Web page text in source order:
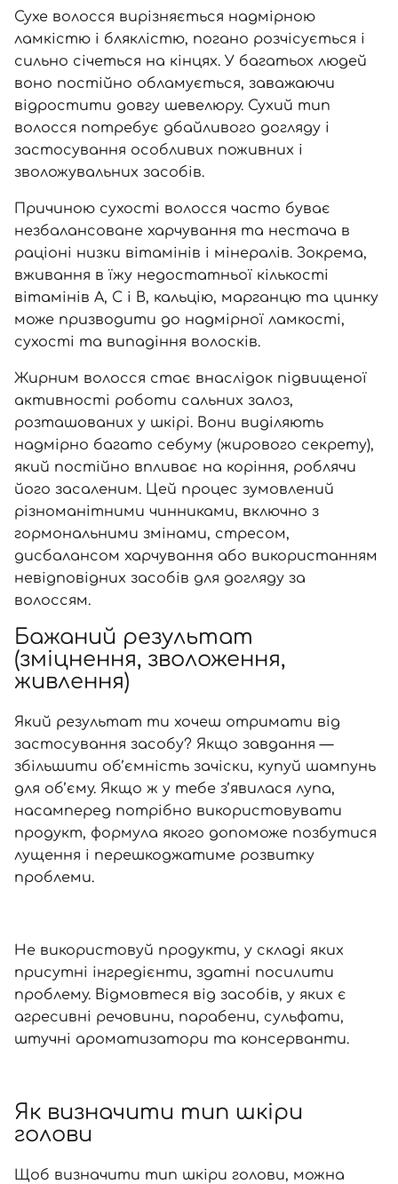
Сухе волосся вирізняється надмірною
ламкістю і бляклістю, погано розчісується і
сильно січеться на кінцях. У багатьох людей
воно постійно обламується, заважаючи
відростити довгу шевелюру. Сухий тип
волосся потребує дбайливого догляду і
застосування особливих поживних і
зволожувальних засобів.
Причиною сухості волосся часто буває
незбалансоване харчування та нестача в
раціоні низки вітамінів і мінералів. Зокрема,
вживання в їжу недостатньої кількості
вітамінів А, С і В, кальцію, марганцю та цинку
може призводити до надмірної ламкості,
сухості та випадіння волосків.
Жирним волосся стає внаслідок підвищеної
активності роботи сальних залоз,
розташованих у шкірі. Вони виділяють
надмірно багато себуму (жирового секрету),
який постійно впливає на коріння, роблячи
його засаленим. Цей процес зумовлений
різноманітними чинниками, включно з
гормональними змінами, стресом,
дисбалансом харчування або використанням
невідповідних засобів для догляду за
волоссям.
Бажаний результат
(зміцнення, зволоження,
живлення)
Який результат ти хочеш отримати від
застосування засобу? Якщо завдання —
збільшити об’ємність зачіски, купуй шампунь
для об’єму. Якщо ж у тебе з’явилася лупа,
насамперед потрібно використовувати
продукт, формула якого допоможе позбутися
лущення і перешкоджатиме розвитку
проблеми.
Не використовуй продукти, у складі яких
присутні інгредієнти, здатні посилити
проблему. Відмовтеся від засобів, у яких є
агресивні речовини, парабени, сульфати,
штучні ароматизатори та консерванти.
Як визначити тип шкіри
голови
Щоб визначити тип шкіри голови, можна